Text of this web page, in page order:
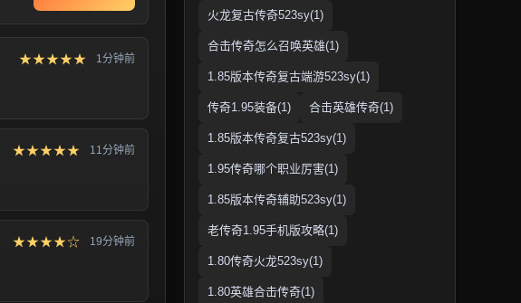
★★★★★ 1分钟前
★★★★★ 11分钟前
★★★★☆ 19分钟前
火龙复古传奇523sy(1)
合击传奇怎么召唤英雄(1)
1.85版本传奇复古端游523sy(1)
传奇1.95装备(1) 合击英雄传奇(1)
1.85版本传奇复古523sy(1)
1.95传奇哪个职业厉害(1)
1.85版本传奇辅助523sy(1)
老传奇1.95手机版攻略(1)
1.80传奇火龙523sy(1)
1.80英雄合击传奇(1)